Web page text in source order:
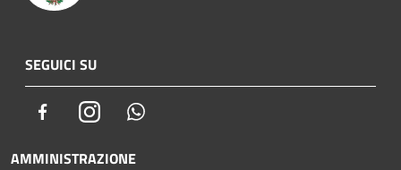
SEGUICI SU
FacebookInstagram
AMMINISTRAZIONE